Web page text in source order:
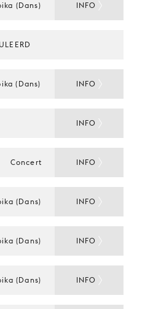
(Dans) INFO
(Dans) INFO
INFO
Concert INFO
(Dans) INFO
(Dans) INFO
(Dans) INFO